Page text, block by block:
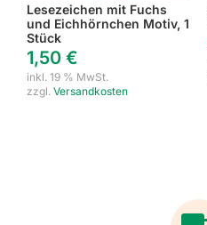
Lesezeichen mit Fuchs
und Eichhörnchen Motiv, 1
Stück
1,50 €
inkl. 19 % MwSt.
zzgl. Versandkosten